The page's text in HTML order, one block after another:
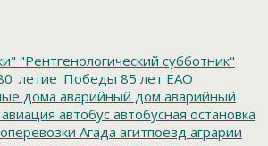
"Рентгенологический субботник"
85 лет ЕАО
дома аварийный дом аварийный
авиация автобус автобусная остановка
Агада агитпоезд аграрии